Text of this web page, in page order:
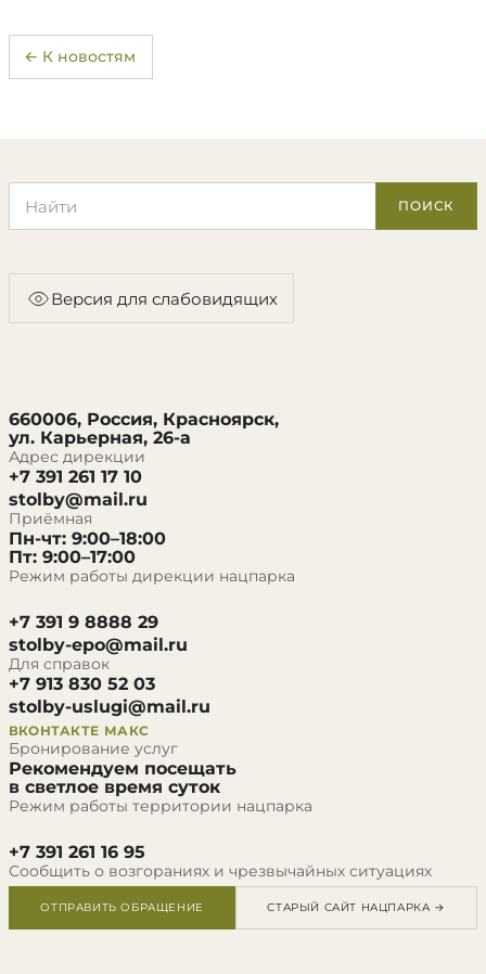
← К новостям
ПОИСК
Версия для слабовидящих
660006, Россия, Красноярск,
ул. Карьерная, 26-а
Адрес дирекции
+7 391 261 17 10
stolby@mail.ru
Приёмная
Пн-чт: 9:00–18:00
Пт: 9:00–17:00
Режим работы дирекции нацпарка
+7 391 9 8888 29
stolby-epo@mail.ru
Для справок
+7 913 830 52 03
stolby-uslugi@mail.ru
ВКОНТАКТЕ МАКС
Бронирование услуг
Рекомендуем посещать
в светлое время суток
Режим работы территории нацпарка
+7 391 261 16 95
Сообщить о возгораниях и чрезвычайных ситуациях
ОТПРАВИТЬ ОБРАЩЕНИЕ СТАРЫЙ САЙТ НАЦПАРКА →